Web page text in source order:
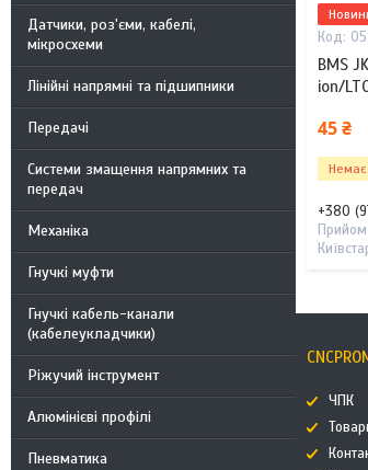
Датчики, роз'єми, кабелі,
мікросхеми
Лінійні напрямні та підшипники
Передачі
Системи змащення напрямних та
передач
Механіка
Гнучкі муфти
Гнучкі кабель-канали
(кабелеукладчики)
Ріжучий інструмент
Алюмінієві профілі
Пневматика
BMS
ion/
45 ₴
Немає
+380
ЧПК